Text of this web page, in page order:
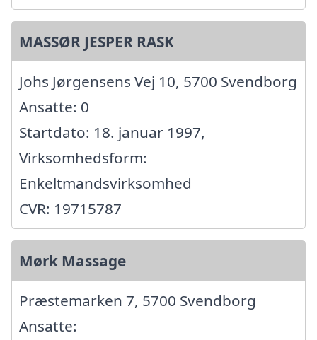
MASSØR JESPER RASK
Johs Jørgensens Vej 10, 5700 Svendborg
Ansatte: 0
Startdato: 18. januar 1997,
Virksomhedsform:
Enkeltmandsvirksomhed
CVR: 19715787
Mørk Massage
Præstemarken 7, 5700 Svendborg
Ansatte: